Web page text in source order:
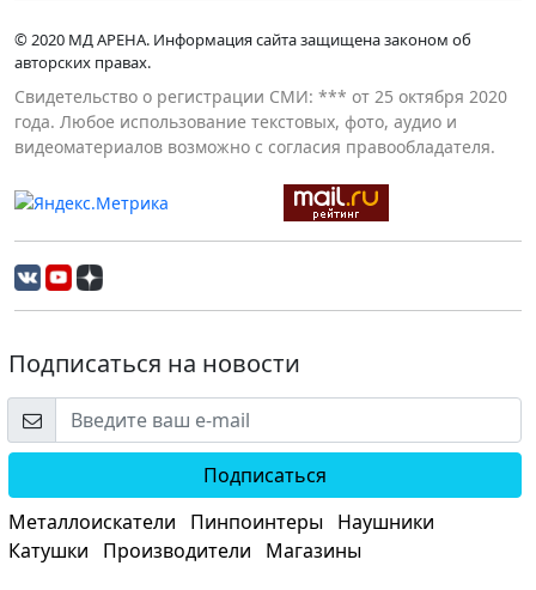
© 2020 МД АРЕНА. Информация сайта защищена законом об
авторских правах.
Свидетельство о регистрации СМИ: *** от 25 октября 2020
года. Любое использование текстовых, фото, аудио и
видеоматериалов возможно с согласия правообладателя.
Подписаться на новости
Подписаться
Металлоискатели
Пинпоинтеры Наушники
Катушки
Производители Магазины